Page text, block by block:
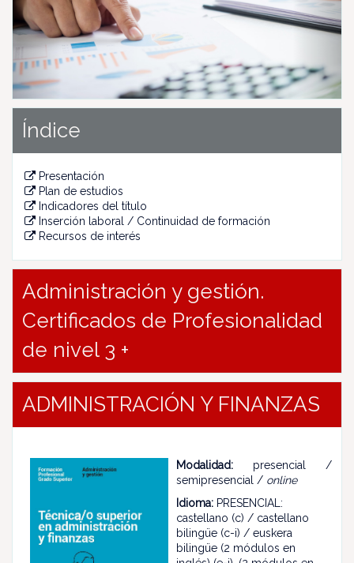
u
s
Índice
Presentación
Plan de estudios
Indicadores del título
Inserción laboral / Continuidad de formación
Recursos de interés
Administración y gestión.
Certificados de Profesionalidad
de nivel 3 +
ADMINISTRACIÓN Y FINANZAS
Modalidad: presencial /
semipresencial / online
Idioma: PRESENCIAL:
castellano (c) / castellano
bilingüe (c-i) / euskera
bilingüe (2 módulos en